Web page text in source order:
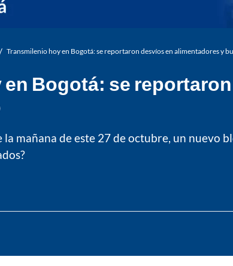
/ Transmilenio hoy en Bogotá: se reportaron desvíos en alimentadores y
Bogotá: se
la mañana de este 27 de octubre, un